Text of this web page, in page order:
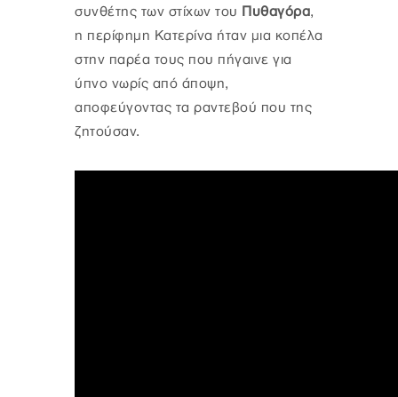
συνθέτης των στίχων του Πυθαγόρα,
η περίφημη Κατερίνα ήταν μια κοπέλα
στην παρέα τους που πήγαινε για
ύπνο νωρίς από άποψη,
αποφεύγοντας τα ραντεβού που της
ζητούσαν.